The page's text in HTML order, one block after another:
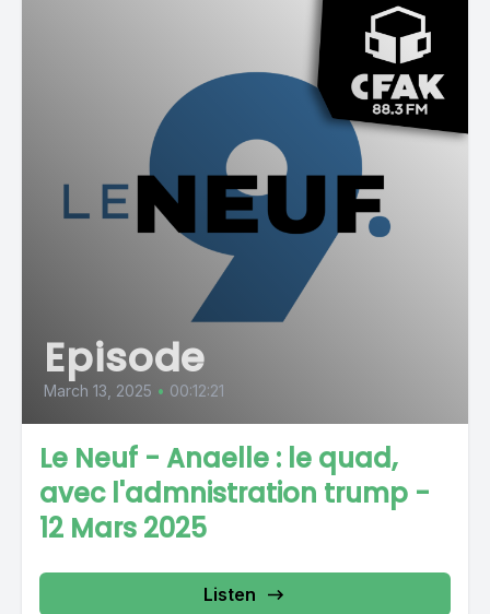
Episode
March 13, 2025 • 00:12:21
Le Neuf - Anaelle : le quad,
avec l'admnistration trump -
12 Mars 2025
Listen